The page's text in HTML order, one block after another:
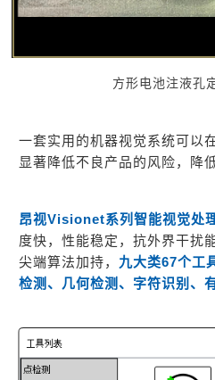
方形电池注液孔
一套实用的机器视觉系统可以
显著降低不良产品的风险，降
昂视Visionet系列智能视觉处
度快，性能稳定，抗外界干扰
尖端算法加持， 九大类67个工
检测、几何检测、字符识别、